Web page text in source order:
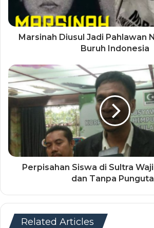
Marsinah Diusul Jadi Pahlawan
Buruh Indonesia
Perpisahan Siswa di Sultra
dan Tanpa
Related Articles